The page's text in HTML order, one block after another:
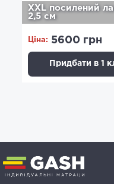
XXL посилений
2,5 см
Ціна: 5600 грн
Придбати в 1